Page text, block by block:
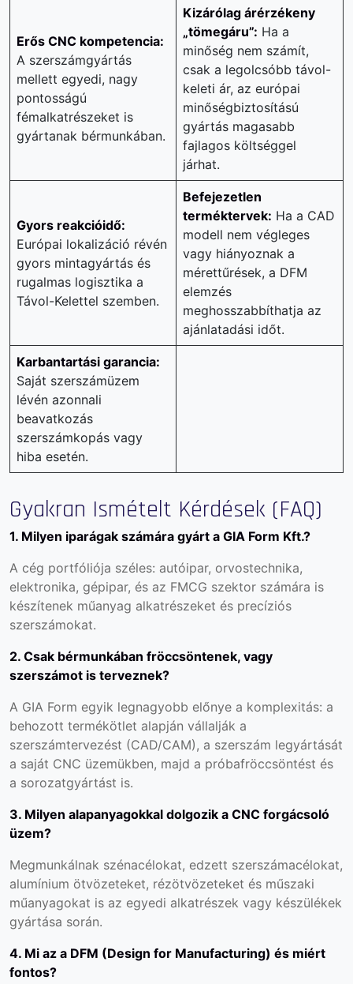
Erős CNC kompetencia:
A szerszámgyártás
mellett egyedi, nagy
pontosságú
fémalkatrészeket is
gyártanak bérmunkában.
Kizárólag árérzékeny
„tömegáru”: Ha a
minőség nem számít,
csak a legolcsóbb távol-
keleti ár, az európai
minőségbiztosítású
gyártás magasabb
fajlagos költséggel
járhat.
Gyors reakcióidő:
Európai lokalizáció révén
gyors mintagyártás és
rugalmas logisztika a
Távol-Kelettel szemben.
Befejezetlen
terméktervek: Ha a CAD
modell nem végleges
vagy hiányoznak a
mérettűrések, a DFM
elemzés
meghosszabbíthatja az
ajánlatadási időt.
Karbantartási garancia:
Saját szerszámüzem
lévén azonnali
beavatkozás
szerszámkopás vagy
hiba esetén.
Gyakran Ismételt Kérdések (FAQ)
1. Milyen iparágak számára gyárt a GIA Form Kft.?
A cég portfóliója széles: autóipar, orvostechnika,
elektronika, gépipar, és az FMCG szektor számára is
készítenek műanyag alkatrészeket és precíziós
szerszámokat.
2. Csak bérmunkában fröccsöntenek, vagy
szerszámot is terveznek?
A GIA Form egyik legnagyobb előnye a komplexitás: a
behozott termékötlet alapján vállalják a
szerszámtervezést (CAD/CAM), a szerszám legyártását
a saját CNC üzemükben, majd a próbafröccsöntést és
a sorozatgyártást is.
3. Milyen alapanyagokkal dolgozik a CNC forgácsoló
üzem?
Megmunkálnak szénacélokat, edzett szerszámacélokat,
alumínium ötvözeteket, rézötvözeteket és műszaki
műanyagokat is az egyedi alkatrészek vagy készülékek
gyártása során.
4. Mi az a DFM (Design for Manufacturing) és miért
fontos?